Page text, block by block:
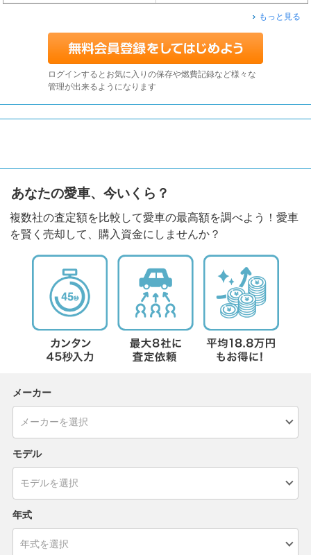
もっと見る
ログインするとお気に入りの保存や燃費記録など様々な
管理が出来るようになります
あなたの愛車、今いくら？
複数社の査定額を比較して愛車の最高額を調べよう！愛車
を賢く売却して、購入資金にしませんか？
メーカー
モデル
年式